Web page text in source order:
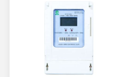
GB/T17215.321-2008